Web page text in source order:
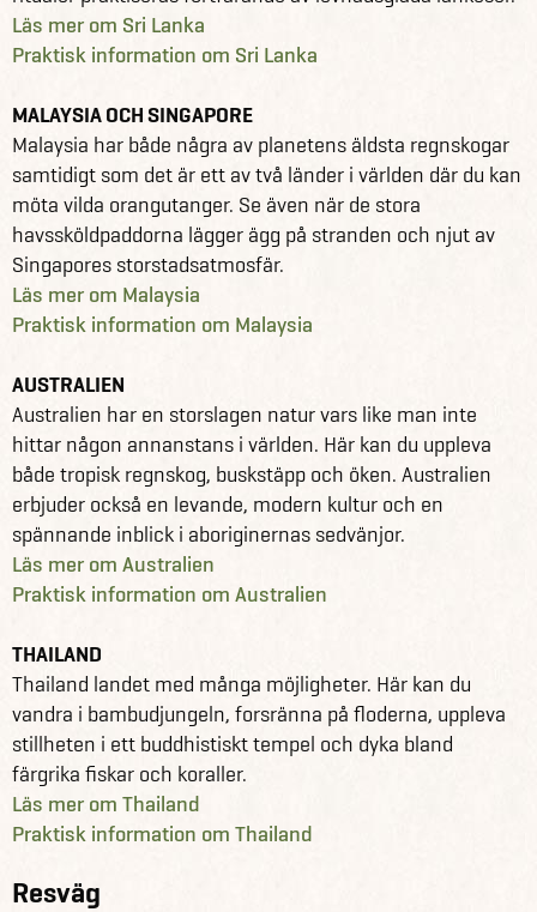
Läs mer om Sri Lanka
Praktisk information om Sri Lanka
MALAYSIA OCH SINGAPORE
Malaysia har både några av planetens äldsta regnskogar
samtidigt som det är ett av två länder i världen där du kan
möta vilda orangutanger. Se även när de stora
havssköldpaddorna lägger ägg på stranden och njut av
Singapores storstadsatmosfär.
Läs mer om Malaysia
Praktisk information om Malaysia
AUSTRALIEN
Australien har en storslagen natur vars like man inte
hittar någon annanstans i världen. Här kan du uppleva
både tropisk regnskog, buskstäpp och öken. Australien
erbjuder också en levande, modern kultur och en
spännande inblick i aboriginernas sedvänjor.
Läs mer om Australien
Praktisk information om Australien
THAILAND
Thailand landet med många möjligheter. Här kan du
vandra i bambudjungeln, forsränna på floderna, uppleva
stillheten i ett buddhistiskt tempel och dyka bland
färgrika fiskar och koraller.
Läs mer om Thailand
Praktisk information om Thailand
Resväg